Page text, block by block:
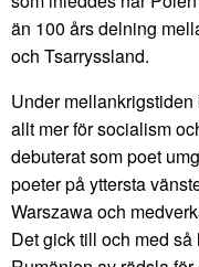
än 100 års delning
och Tsarryssland.
Under
allt mer för socialism
debuterat som poet
poeter på yttersta
Warszawa och
Det gick till och med